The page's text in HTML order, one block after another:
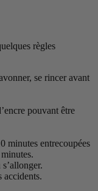
règles
se rincer avant
pouvant être
minutes entrecoupées
accidents.